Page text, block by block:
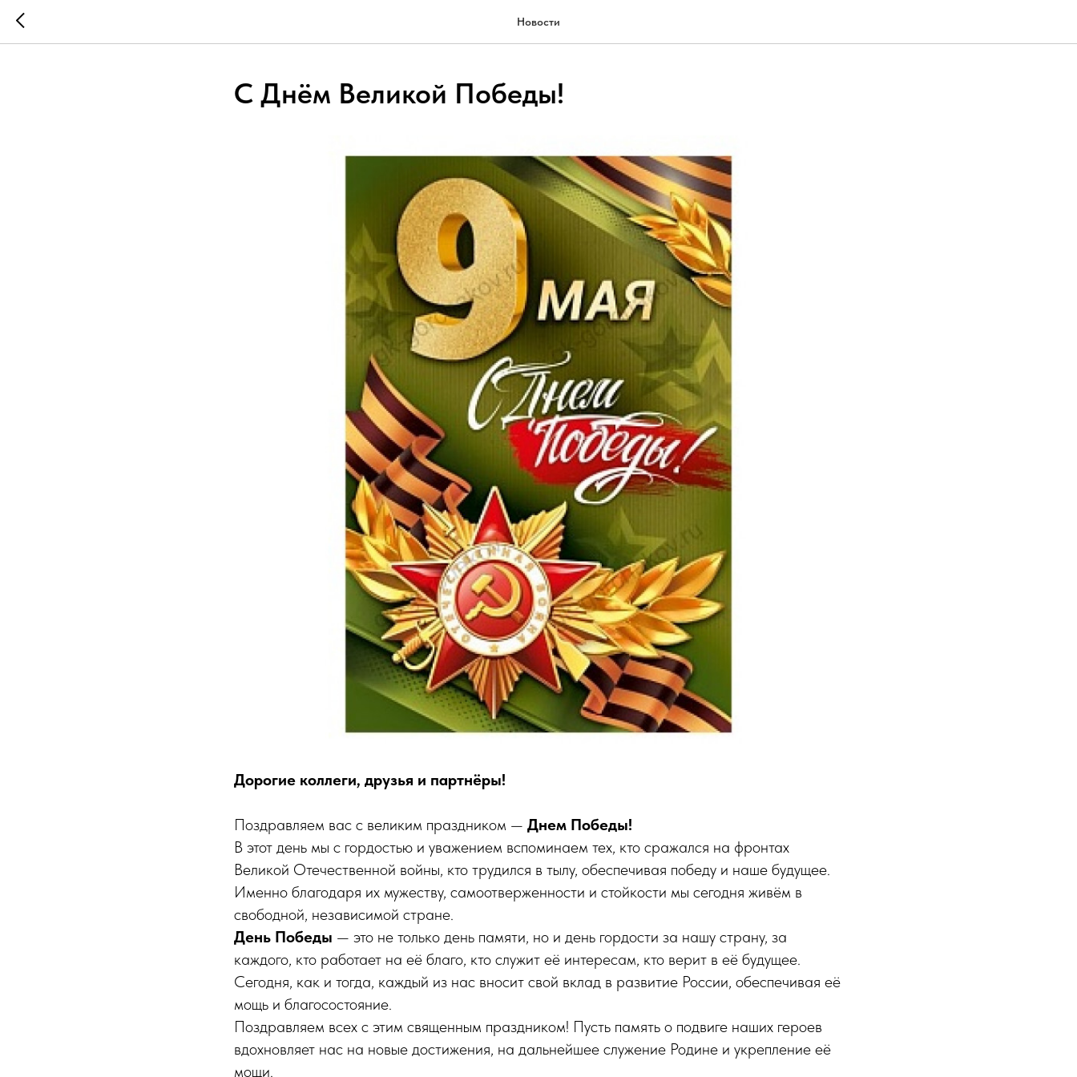
Новости
С Днём Великой Победы!
Дорогие коллеги, друзья и партнёры!
Поздравляем вас с великим праздником — Днем Победы!
В этот день мы с гордостью и уважением вспоминаем тех, кто сражался на фронтах
Великой Отечественной войны, кто трудился в тылу, обеспечивая победу и наше будущее.
Именно благодаря их мужеству, самоотверженности и стойкости мы сегодня живём в
свободной, независимой стране.
День Победы — это не только день памяти, но и день гордости за нашу страну, за
каждого, кто работает на её благо, кто служит её интересам, кто верит в её будущее.
Сегодня, как и тогда, каждый из нас вносит свой вклад в развитие России, обеспечивая её
мощь и благосостояние.
Поздравляем всех с этим священным праздником! Пусть память о подвиге наших героев
вдохновляет нас на новые достижения, на дальнейшее служение Родине и укрепление её
мощи.